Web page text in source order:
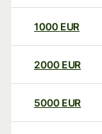
1000 EUR
2000 EUR
5000 EUR